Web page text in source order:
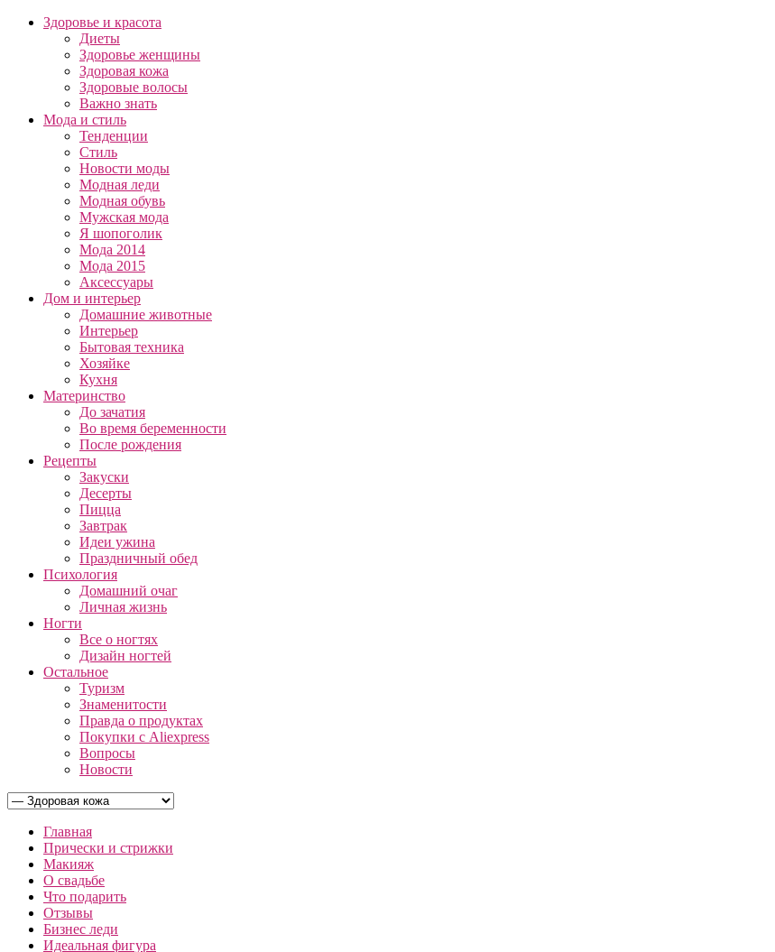
Здоровье и красота
Диеты
Здоровье женщины
Здоровая кожа
Здоровые волосы
Важно знать
Мода и стиль
Тенденции
Стиль
Новости моды
Модная леди
Модная обувь
Мужская мода
Я шопоголик
Мода 2014
Мода 2015
Аксессуары
Дом и интерьер
Домашние животные
Интерьер
Бытовая техника
Хозяйке
Кухня
Материнство
До зачатия
Во время беременности
После рождения
Рецепты
Закуски
Десерты
Пицца
Завтрак
Идеи ужина
Праздничный обед
Психология
Домашний очаг
Личная жизнь
Ногти
Все о ногтях
Дизайн ногтей
Остальное
Туризм
Знаменитости
Правда о продуктах
Покупки с Aliexpress
Вопросы
Новости
Главная
Прически и стрижки
Макияж
О свадьбе
Что подарить
Отзывы
Бизнес леди
Идеальная фигура